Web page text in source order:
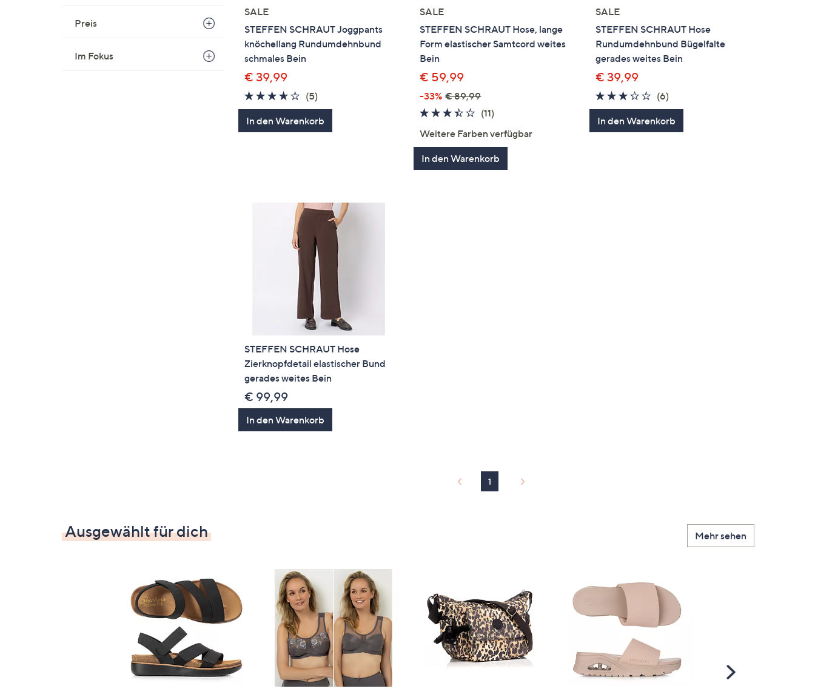
Preis
Im Fokus
SALE
STEFFEN SCHRAUT Joggpants
knöchellang Rundumdehnbund
schmales Bein
€ 39,99
3.6
von
5
(5)5
Bewertungen
In den Warenkorb
SALE
STEFFEN SCHRAUT Hose, lange
Form elastischer Samtcord weites
Bein
€ 59,99
-33% € 89,99
3.4
5
(11)
Weitere Farben verfügbar
In den Warenkorb
SALE
STEFFEN SCHRAUT Hose
Rundumdehnbund Bügelfalte
gerades weites Bein
€ 39,99
3.2
von
5
(6)
Bewertungen
In den Warenkorb
STEFFEN SCHRAUT Hose
Zierknopfdetail elastischer Bund
gerades weites Bein
€ 99,99
In den Warenkorb
1
Ausgewählt für dich Mehr sehen
Scroll